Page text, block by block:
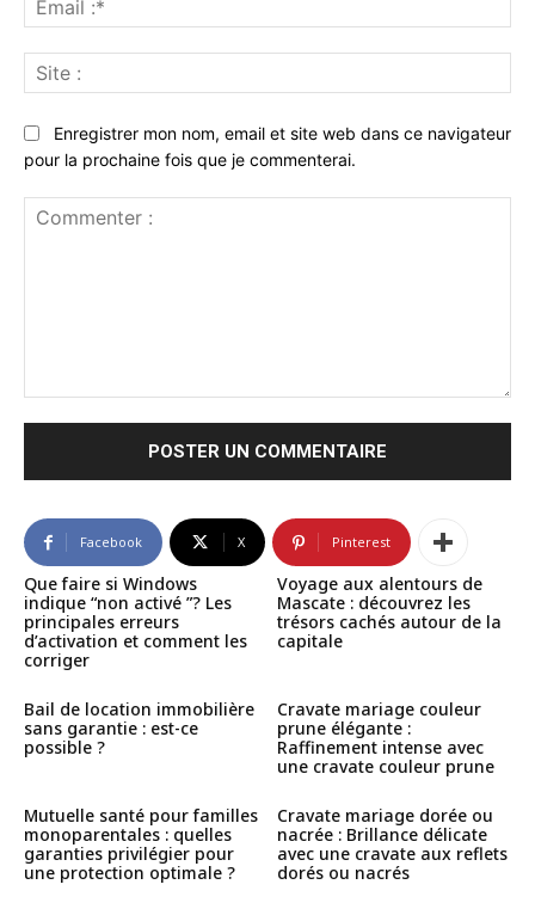
:*
:
Enregistrer mon nom, email et site web dans ce navigateur
pour la prochaine fois que je commenterai.
Facebook X Pinterest
Que faire si Windows
indique “non activé ”? Les
principales erreurs
d’activation et comment les
corriger
Voyage aux alentours de
Mascate : découvrez les
trésors cachés autour de la
capitale
Bail de location immobilière
sans garantie : est-ce
possible ?
Cravate mariage couleur
prune élégante :
Raffinement intense avec
une cravate couleur prune
Mutuelle santé pour familles
monoparentales : quelles
garanties privilégier pour
une protection optimale ?
Cravate mariage dorée ou
nacrée : Brillance délicate
avec une cravate aux reflets
dorés ou nacrés